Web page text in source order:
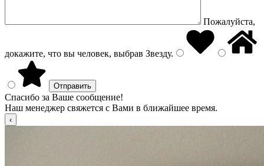
Пожалуйста,
докажите, что вы человек, выбрав Звезду.
Спасибо за Ваше сообщение!
Наш менеджер свяжется с Вами в ближайшее время.